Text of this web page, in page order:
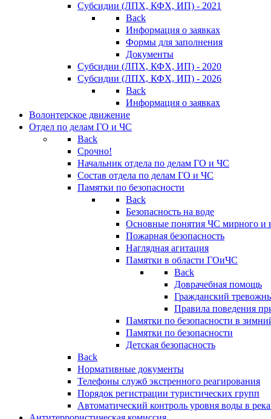
Субсидии (ЛПХ, КФХ, ИП) - 2021
Back
Информация о заявках
Формы для заполнения
Документы
Субсидии (ЛПХ, КФХ, ИП) - 2020
Субсидии (ЛПХ, КФХ, ИП) - 2026
Back
Информация о заявках
Волонтерское движение
Отдел по делам ГО и ЧС
Back
Срочно!
Начальник отдела по делам ГО и ЧС
Состав отдела по делам ГО и ЧС
Памятки по безопасности
Back
Безопасность на воде
Основные понятия ЧС мирного и
Пожарная безопасность
Наглядная агитация
Памятки в области ГОиЧС
Back
Доврачебная помощь
Гражданский
Правила поведения
Памятки по безопасности в
Памятки по безопасности
Детская безопасность
Back
Нормативные документы
Телефоны служб экстренного реагирования
Порядок регистрации туристических групп
Автоматический контроль уровня воды в